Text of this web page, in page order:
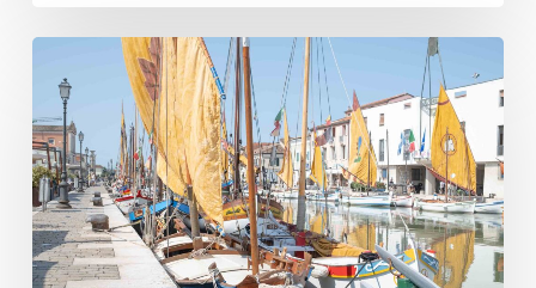
storiche
del
Museo
di
Cesenatico
fanno
rotta